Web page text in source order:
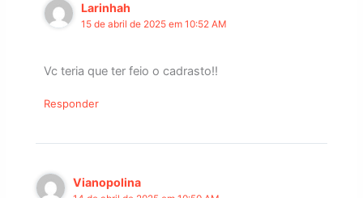
Larinhah
15 de abril de 2025 em 10:52 AM
Vc teria que ter feio o cadrasto!!
Responder
Vianopolina